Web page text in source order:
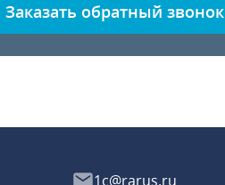
Заказать обратный звонок
1c@rarus.ru